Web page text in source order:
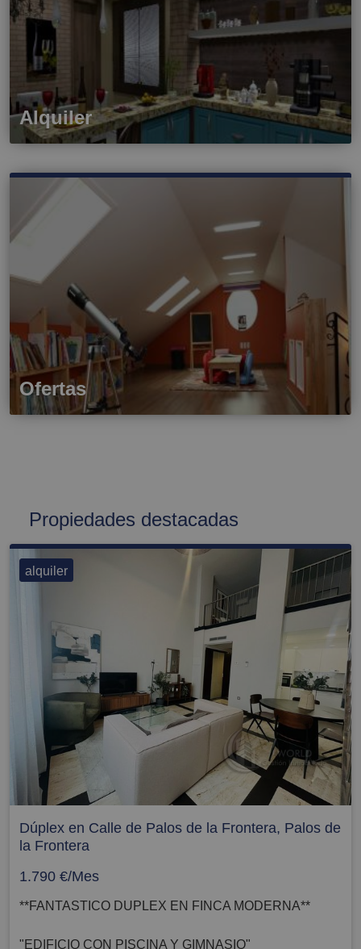
Alquiler
Ofertas
Propiedades destacadas
alquiler
Dúplex en Calle de Palos de la Frontera, Palos de
la Frontera
1.790 €/Mes
**FANTASTICO DUPLEX EN FINCA MODERNA**
"EDIFICIO CON PISCINA Y GIMNASIO"